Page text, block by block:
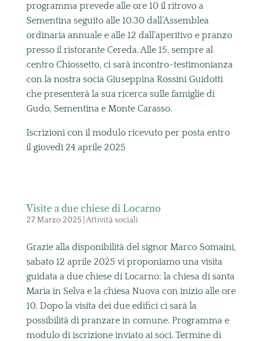
programma prevede alle ore 10 il ritrovo a
Sementina seguito alle 10.30 dall’Assemblea
ordinaria annuale e alle 12 dall’aperitivo e pranzo
presso il ristorante Cereda. Alle 15, sempre al
centro Chiossetto, ci sarà incontro-testimonianza
con la nostra socia Giuseppina Rossini Guidotti
che presenterà la sua ricerca sulle famiglie di
Gudo, Sementina e Monte Carasso.
Iscrizioni con il modulo ricevuto per posta entro
il giovedì 24 aprile 2025
Visite a due chiese di Locarno
27 Marzo 2025| Attività sociali
Grazie alla disponibilità del signor Marco Somaini,
sabato 12 aprile 2025 vi proponiamo una visita
guidata a due chiese di Locarno: la chiesa di santa
Maria in Selva e la chiesa Nuova con inizio alle ore
10. Dopo la visita dei due edifici ci sarà la
possibilità di pranzare in comune. Programma e
modulo di iscrizione inviato ai soci. Termine di